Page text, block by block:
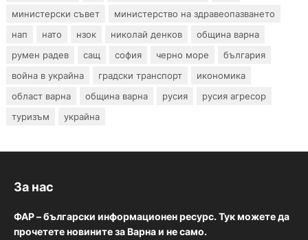
министерски съвет
министерство на здравеопазването
нап
нато нзок николай денков
община варна
румен радев
сащ софия черно море
българия
война в украйна
градски транспорт
икономика
област варна
община варна русия
русия агресор
туризъм
украйна
За нас
ФАР – български информационен ресурс. Тук можете да
прочетете новините за Варна и не само.